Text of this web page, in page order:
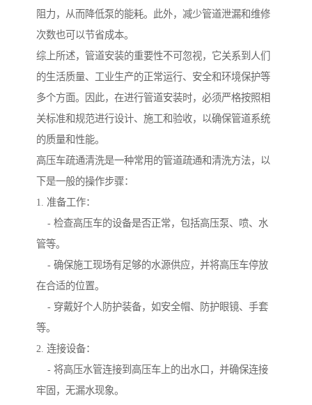
阻力，从而降低泵的能耗。此外，减少管道泄漏和维修
次数也可以节省成本。
综上所述，管道安装的重要性不可忽视，它关系到人们
的生活质量、工业生产的正常运行、安全和环境保护等
多个方面。因此，在进行管道安装时，必须严格按照相
关标准和规范进行设计、施工和验收，以确保管道系统
的质量和性能。
高压车疏通清洗是一种常用的管道疏通和清洗方法，以
下是一般的操作步骤：
1. 准备工作：
- 检查高压车的设备是否正常，包括高压泵、喷、水
管等。
- 确保施工现场有足够的水源供应，并将高压车停放
在合适的位置。
- 穿戴好个人防护装备，如安全帽、防护眼镜、手套
等。
2. 连接设备：
- 将高压水管连接到高压车上的出水口，并确保连接
牢固，无漏水现象。